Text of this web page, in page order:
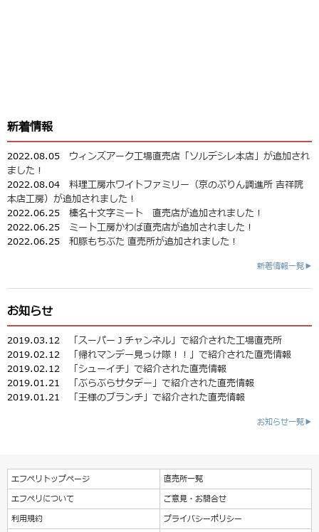
新着情報
2022.08.05 ウィンズアーク工場直売店「ソルデシレ本店」が追加され
ました！
2022.08.04 料理工房ホワイトファミリー（京のぷりん調進所 吉祥院
本店工房）が追加されました！
2022.06.25 榛名十文字ミート 直売店が追加されました！
2022.06.25 ミート工房かわば直売店が追加されました！
2022.06.25 和豚もちぶた 直売所が追加されました！
新着情報一覧▶
お知らせ
2019.03.12
「スーパーＪチャンネル」で紹介された工場直売所
2019.02.12
「帰れマンデー見っけ隊！！」で紹介された直売情報
2019.02.12
「シューイチ」で紹介された直売情報
2019.01.21
「ぶらぶらサタデー」で紹介された直売情報
2019.01.21
「王様のブランチ」で紹介された直売情報
お知らせ一覧▶
エフペリトップページ
直売所一覧
エフペリについて
ご意見・お問合せ
利用規約
プライバシーポリシー